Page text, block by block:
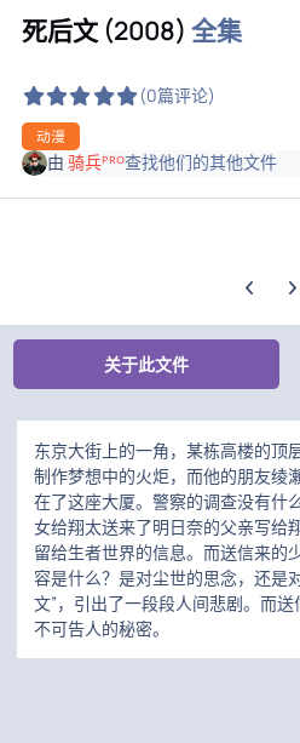
死后文 (2008)全集
(0篇评论)
动漫
由骑兵ᴾᴿᴼ查找他们的其他文件
上一张轮
下
关于此文件
东京大街上的一角，某栋高楼的顶
制作梦想中的火炬，而他的朋友绫
在了这座大厦。警察的调查没有什
女给翔太送来了明日奈的父亲写给
留给生者世界的信息。而送信来的
容是什么？是对尘世的思念，还是
文”，引出了一段段人间悲剧。而
不可告人的秘密。